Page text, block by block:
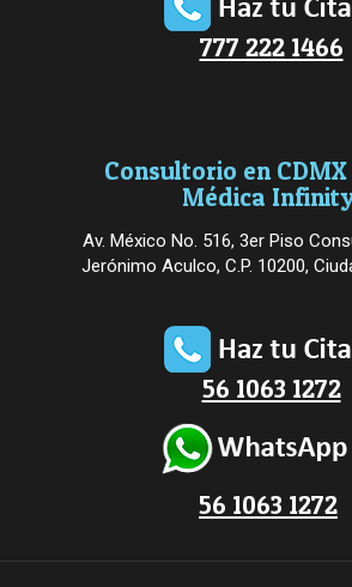
777 222 1466
Consultorio en
Médica
Av. México No. 516, 3er Piso
Jerónimo Aculco, C.P. 10200,
56 1063 1272
56 1063 1272